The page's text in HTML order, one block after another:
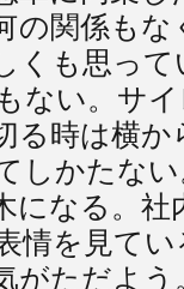
の関係も
くも思っ
ない。サ
る時は横
しかたな
なる。社
情を見て
がただよ